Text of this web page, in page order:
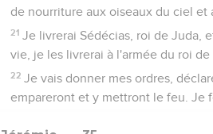
de nourriture aux oiseaux du ciel et
21 Je livrerai Sédécias, roi de Juda,
vie, je les livrerai à l'armée du roi
22 Je vais donner mes ordres,
empareront et y mettront le feu. Je